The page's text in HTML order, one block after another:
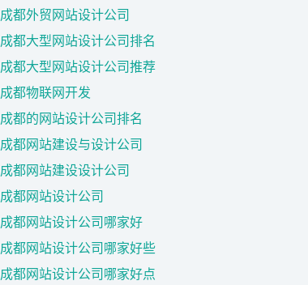
成都外贸网站设计公司
成都大型网站设计公司排名
成都大型网站设计公司推荐
成都物联网开发
成都的网站设计公司排名
成都网站建设与设计公司
成都网站建设设计公司
成都网站设计公司
成都网站设计公司哪家好
成都网站设计公司哪家好些
成都网站设计公司哪家好点